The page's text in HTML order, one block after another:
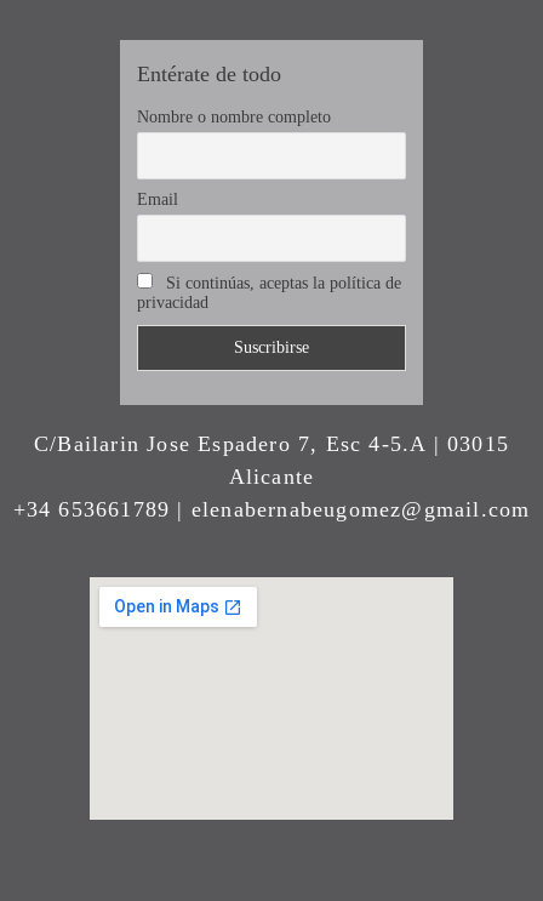
Entérate de todo
Nombre o nombre completo
Email
Si continúas, aceptas la política de
privacidad
C/Bailarin Jose Espadero 7, Esc 4-5.A | 03015
Alicante
+34 653661789 | elenabernabeugomez@gmail.com